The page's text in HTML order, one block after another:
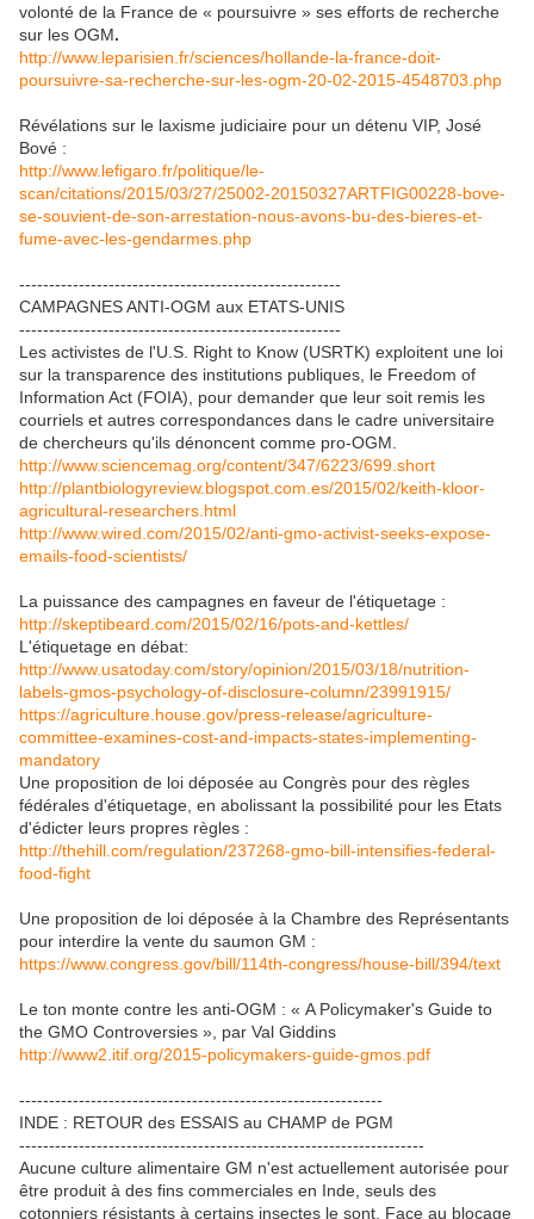
volonté de la France de « poursuivre » ses efforts de recherche
sur les OGM.
http://www.leparisien.fr/sciences/hollande-la-france-doit-
poursuivre-sa-recherche-sur-les-ogm-20-02-2015-4548703.php
Révélations sur le laxisme judiciaire pour un détenu VIP, José
Bové :
http://www.lefigaro.fr/politique/le-
scan/citations/2015/03/27/25002-20150327ARTFIG00228-bove-
se-souvient-de-son-arrestation-nous-avons-bu-des-bieres-et-
fume-avec-les-gendarmes.php
------------------------------------------------------
CAMPAGNES ANTI-OGM aux ETATS-UNIS
------------------------------------------------------
Les activistes de l'U.S. Right to Know (USRTK) exploitent une loi
sur la transparence des institutions publiques, le Freedom of
Information Act (FOIA), pour demander que leur soit remis les
courriels et autres correspondances dans le cadre universitaire
de chercheurs qu'ils dénoncent comme pro-OGM.
http://www.sciencemag.org/content/347/6223/699.short
http://plantbiologyreview.blogspot.com.es/2015/02/keith-kloor-
agricultural-researchers.html
http://www.wired.com/2015/02/anti-gmo-activist-seeks-expose-
emails-food-scientists/
La puissance des campagnes en faveur de l'étiquetage :
http://skeptibeard.com/2015/02/16/pots-and-kettles/
L'étiquetage en débat:
http://www.usatoday.com/story/opinion/2015/03/18/nutrition-
labels-gmos-psychology-of-disclosure-column/23991915/
https://agriculture.house.gov/press-release/agriculture-
committee-examines-cost-and-impacts-states-implementing-
mandatory
Une proposition de loi déposée au Congrès pour des règles
fédérales d'étiquetage, en abolissant la possibilité pour les Etats
d'édicter leurs propres règles :
http://thehill.com/regulation/237268-gmo-bill-intensifies-federal-
food-fight
Une proposition de loi déposée à la Chambre des Représentants
pour interdire la vente du saumon GM :
https://www.congress.gov/bill/114th-congress/house-bill/394/text
Le ton monte contre les anti-OGM : « A Policymaker's Guide to
the GMO Controversies », par Val Giddins
http://www2.itif.org/2015-policymakers-guide-gmos.pdf
-------------------------------------------------------------
INDE : RETOUR des ESSAIS au CHAMP de PGM
--------------------------------------------------------------------
Aucune culture alimentaire GM n'est actuellement autorisée pour
être produit à des fins commerciales en Inde, seuls des
cotonniers résistants à certains insectes le sont. Face au blocage